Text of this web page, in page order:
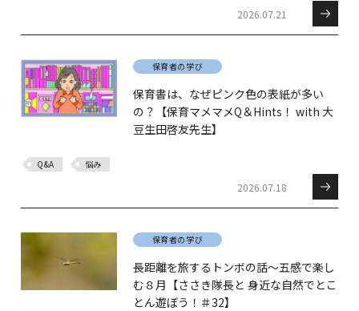
2026.07.21
保育者の学び
保育書は、なぜピンク色の表紙が多い
の？【保育マメマメQ＆Hints！ with 大
豆生田啓友先生】
Q&A 悩み
2026.07.18
保育者の学び
長距離を旅するトンボの話～五感で楽し
む８月【ささき隊長と 身近な自然でとこ
とん遊ぼう！＃32】